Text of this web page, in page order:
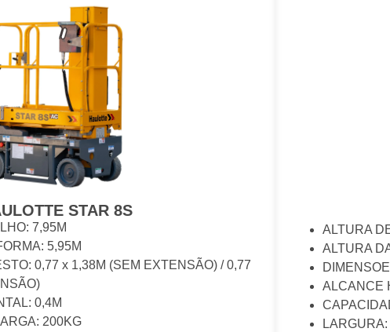
STAR 8S
7,95M
5,95M
0,77 x 1,38M (SEM EXTENSÃO) / 0,77
0,4M
200KG
ALTURA
ALTURA
ALCANCE
LARGURA: